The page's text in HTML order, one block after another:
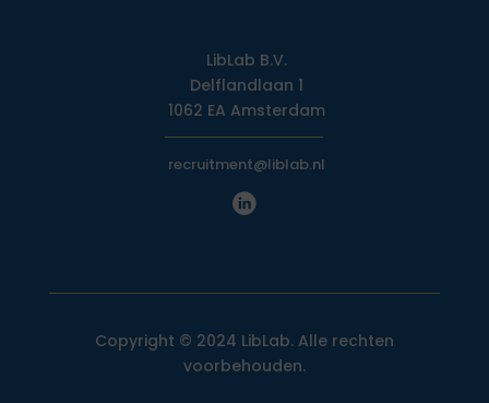
LibLab B.V.
Delflandlaan 1
1062 EA Amsterdam
recruitment@liblab.nl
Copyright © 2024 LibLab. Alle rechten
voorbehouden.